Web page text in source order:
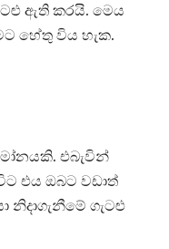
ඇති කරයි. මෙය
හේතු විය හැක.
එබැවින්
එය ඔබට වඩාත්
නිදාගැනීමේ ගැටළු